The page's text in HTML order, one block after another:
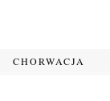
CHORWACJA